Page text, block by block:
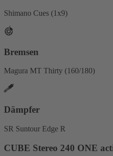
Shimano Cues (1x9)
Bremsen
Magura MT Thirty (160/180)
Dämpfer
SR Suntour Edge R
CUBE Stereo 240 ONE